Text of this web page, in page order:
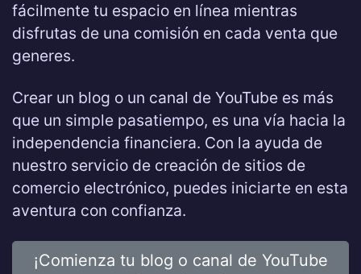
fácilmente tu espacio en línea mientras
disfrutas de una comisión en cada venta que
generes.
Crear un blog o un canal de YouTube es más
que un simple pasatiempo, es una vía hacia la
independencia financiera. Con la ayuda de
nuestro servicio de creación de sitios de
comercio electrónico, puedes iniciarte en esta
aventura con confianza.
¡Comienza tu blog o canal de YouTube